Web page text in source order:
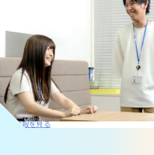
採用情報を見る